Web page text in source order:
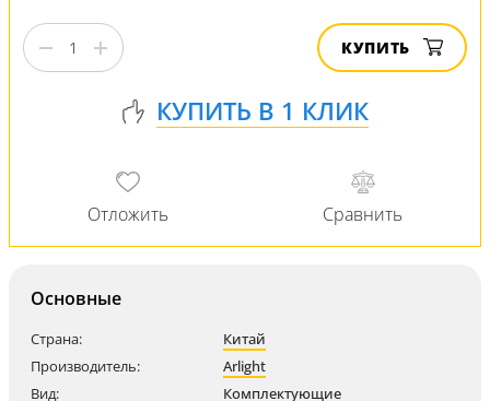
КУПИТЬ
Основные
Страна:
Китай
Производитель:
Arlight
Вид:
Комплектующие